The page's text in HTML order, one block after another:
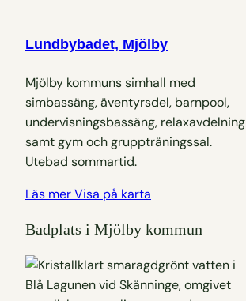
Lundbybadet, Mjölby
Mjölby kommuns simhall med
simbassäng, äventyrsdel, barnpool,
undervisningsbassäng, relaxavdelning
samt gym och gruppträningssal.
Utebad sommartid.
Läs merVisa på karta
Badplats i Mjölby kommun